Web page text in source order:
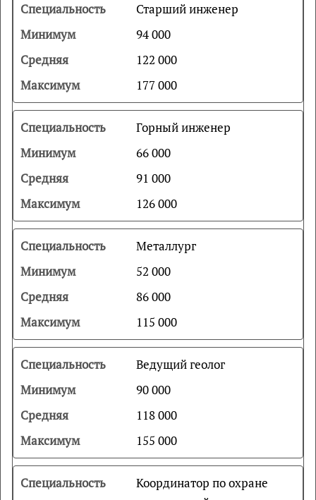
Старший инженер
94 000
122 000
177 000
Горный инженер
66 000
91 000
126 000
Металлург
52 000
86 000
115 000
Ведущий геолог
90 000
118 000
155 000
Координатор по охране